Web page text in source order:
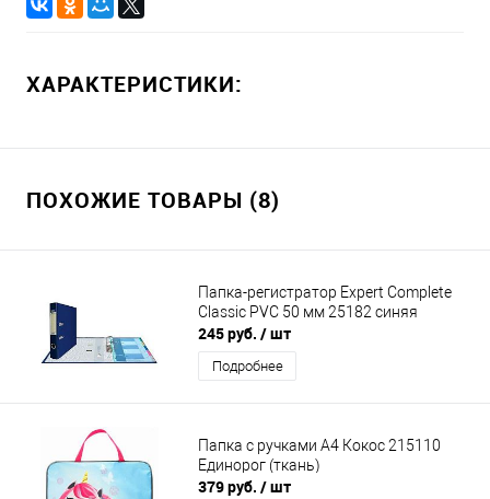
ХАРАКТЕРИСТИКИ:
ПОХОЖИЕ ТОВАРЫ (8)
Папка-регистратор Expert Complete
Classic PVC 50 мм 25182 синяя
245 руб. / шт
Подробнее
Папка с ручками А4 Кокос 215110
Единорог (ткань)
379 руб. / шт